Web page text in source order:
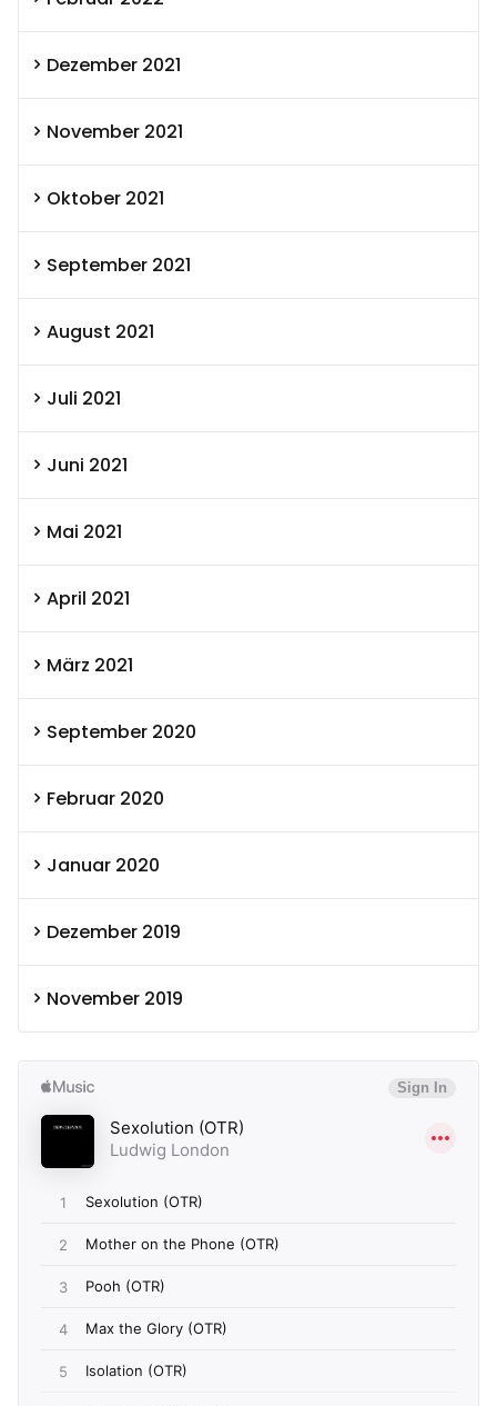
Dezember 2021
November 2021
Oktober 2021
September 2021
August 2021
Juli 2021
Juni 2021
Mai 2021
April 2021
März 2021
September 2020
Februar 2020
Januar 2020
Dezember 2019
November 2019